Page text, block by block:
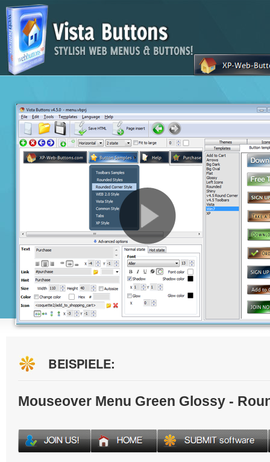
BEISPIELE:
Mouseover Menu Green Glossy -